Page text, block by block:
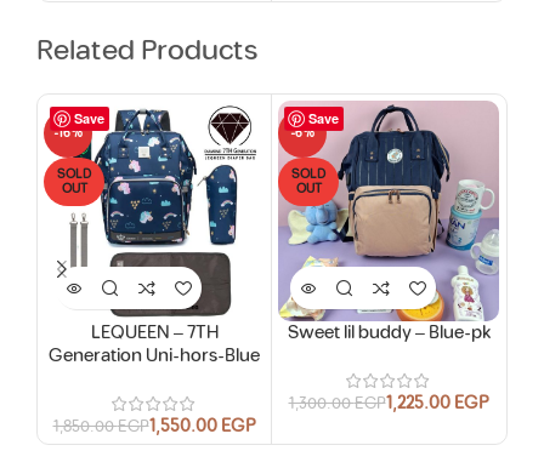
Related Products
Save
-16%
SOLD
OUT
LEQUEEN – 7TH
Generation Uni-hors-Blue
1,850.00EGP1,550.00EGP
Save
-6%
SOLD
OUT
Sweet lil buddy – Blue-pk
1,300.00EGP1,225.00EGP